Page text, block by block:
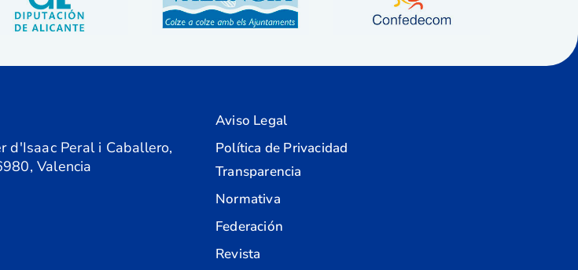
d'Isaac Peral i Caballero,
Valencia
Aviso Legal
Política de Privacidad
Transparencia
Normativa
Federación
Revista